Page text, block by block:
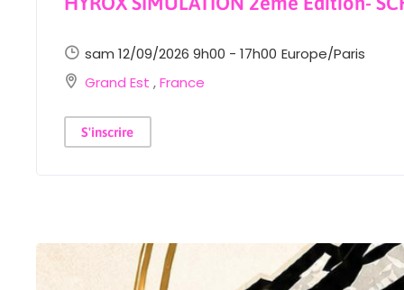
sam 12/09/2026 9h00 - 17h00 Europe/Paris
Grand Est ,France
S'inscrire